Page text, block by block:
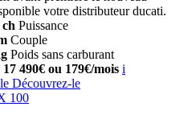
votre distributeur ducati.
ch Puissance
Couple
Poids sans carburant
490€ ou 179€/mois i
Découvrez-le
100